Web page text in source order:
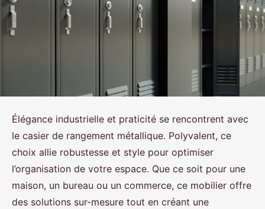
Élégance industrielle et praticité se rencontrent avec
le casier de rangement métallique. Polyvalent, ce
choix allie robustesse et style pour optimiser
l’organisation de votre espace. Que ce soit pour une
maison, un bureau ou un commerce, ce mobilier offre
des solutions sur-mesure tout en créant une